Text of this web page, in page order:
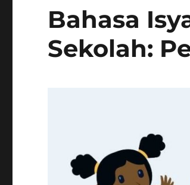
Bahasa
Sekolah: